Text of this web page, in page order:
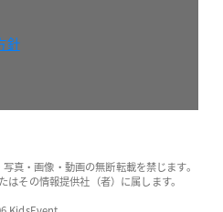
針
真・画像・動画の無断転載を禁じます。
その情報提供社（者）に属します。